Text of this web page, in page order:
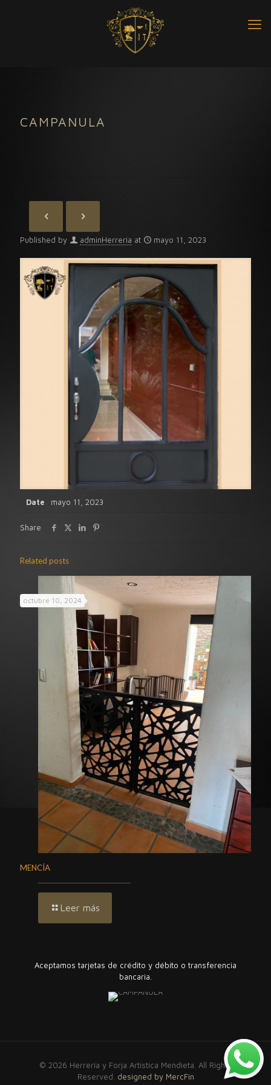
CAMPANULA
Published by adminHerreria at mayo 11, 2023
Date mayo 11, 2023
Share
Related posts
octubre 10, 2024
MENCÍA
Leer más
Aceptamos tarjetas de crédito y débito o transferencia
bancaria.
© 2026 Herrería y Forja Artística Mendieta. All Rights
Reserved. designed by MercFin